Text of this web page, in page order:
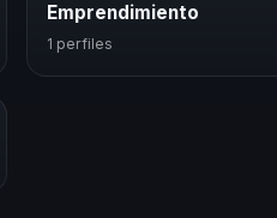
Emprendimiento
1 perfiles